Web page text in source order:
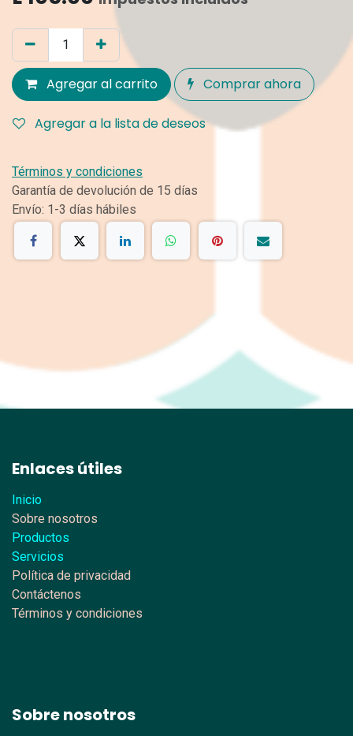
Agregar al carrito Comprar ahora
Agregar a la lista de deseos
Términos y condiciones
Garantía de devolución de 15 días
Envío: 1-3 días hábiles
Enlaces útiles
Inicio
Sobre nosotros
Productos
Servicios
Política de privacidad
Contáctenos
Términos y condiciones
Sobre nosotros